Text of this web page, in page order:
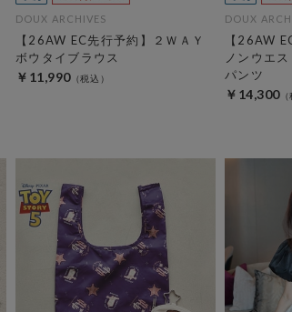
DOUX ARCHIVES
【26AW EC先行予約】２ＷＡＹ
ボウタイブラウス
￥11,990
DOUX
【26AW
ノンウエ
パンツ
￥14,300